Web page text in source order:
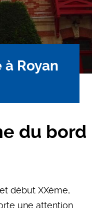
Royan
du bord
début XXème,
une attention